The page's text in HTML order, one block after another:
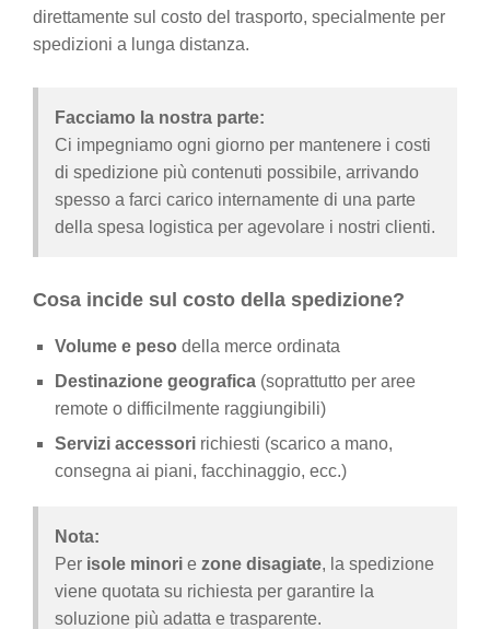
direttamente sul costo del trasporto, specialmente per
spedizioni a lunga distanza.
Facciamo la nostra parte:
Ci impegniamo ogni giorno per mantenere i costi
di spedizione più contenuti possibile, arrivando
spesso a farci carico internamente di una parte
della spesa logistica per agevolare i nostri clienti.
Cosa incide sul costo della spedizione?
Volume e peso della merce ordinata
Destinazione geografica (soprattutto per aree
remote o difficilmente raggiungibili)
Servizi accessori richiesti (scarico a mano,
consegna ai piani, facchinaggio, ecc.)
Nota:
Per isole minori e zone disagiate, la spedizione
viene quotata su richiesta per garantire la
soluzione più adatta e trasparente.